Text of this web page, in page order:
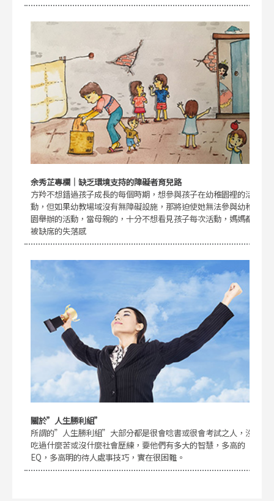
余秀芷專欄｜缺乏環境支持的障礙者育兒路
方羚不想錯過孩子成長的每個時期，想參與孩子在幼稚園裡的活
動，但如果幼教場域沒有無障礙設施，那將迫使她無法參與幼稚
園舉辦的活動，當母親的，十分不想看見孩子每次活動，媽媽都
被缺席的失落感
關於”人生勝利組”
所謂的”人生勝利組”大部分都是很會唸書或很會考試之人，沒
吃過什麼苦或沒什麼社會歷練，要他們有多大的智慧，多高的
EQ，多高明的待人處事技巧，實在很困難。